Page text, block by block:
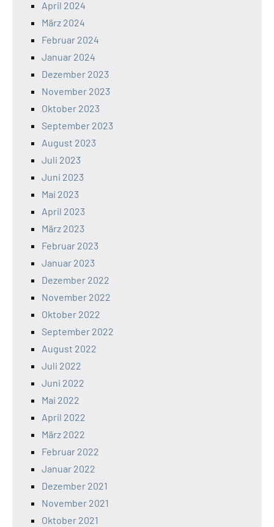
April 2024
März 2024
Februar 2024
Januar 2024
Dezember 2023
November 2023
Oktober 2023
September 2023
August 2023
Juli 2023
Juni 2023
Mai 2023
April 2023
März 2023
Februar 2023
Januar 2023
Dezember 2022
November 2022
Oktober 2022
September 2022
August 2022
Juli 2022
Juni 2022
Mai 2022
April 2022
März 2022
Februar 2022
Januar 2022
Dezember 2021
November 2021
Oktober 2021